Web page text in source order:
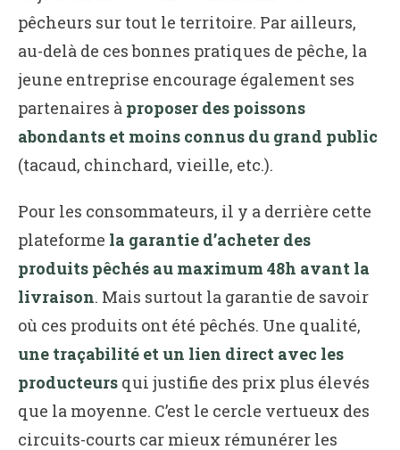
pêcheurs sur tout le territoire. Par ailleurs,
au-delà de ces bonnes pratiques de pêche, la
jeune entreprise encourage également ses
partenaires à proposer des poissons
abondants et moins connus du grand public
(tacaud, chinchard, vieille, etc.).
Pour les consommateurs, il y a derrière cette
plateforme la garantie d’acheter des
produits pêchés au maximum 48h avant la
livraison. Mais surtout la garantie de savoir
où ces produits ont été pêchés. Une qualité,
une traçabilité et un lien direct avec les
producteurs qui justifie des prix plus élevés
que la moyenne. C’est le cercle vertueux des
circuits-courts car mieux rémunérer les